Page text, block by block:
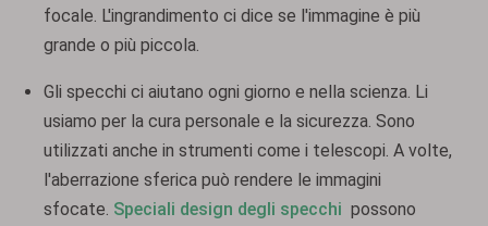
focale. L'ingrandimento ci dice se l'immagine è più
grande o più piccola.
Gli specchi ci aiutano ogni giorno e nella scienza. Li
usiamo per la cura personale e la sicurezza. Sono
utilizzati anche in strumenti come i telescopi. A volte,
l'aberrazione sferica può rendere le immagini
sfocate. Speciali design degli specchi possono